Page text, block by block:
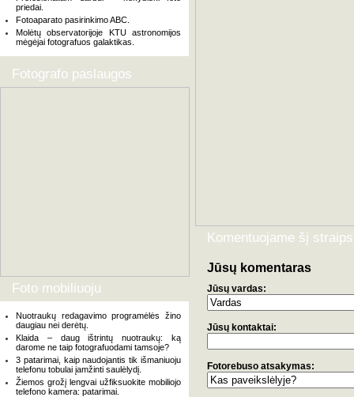
priedai.
Fotoaparato pasirinkimo ABC.
Molėtų observatorijoje KTU astronomijos
mėgėjai fotografuos galaktikas.
Fotografo paslaugos
Foto mobiliuoju
Nuotraukų redagavimo programėlės žino
daugiau nei derėtų.
Klaida – daug ištrintų nuotraukų: ką
darome ne taip fotografuodami tamsoje?
3 patarimai, kaip naudojantis tik išmaniuoju
telefonu tobulai įamžinti saulėlydį.
Žiemos grožį lengvai užfiksuokite mobiliojo
telefono kamera: patarimai.
Komentuojame šį
Jūsų komentaras
Jūsų vardas:
Jūsų kontaktai:
Fotorebuso atsakymas: